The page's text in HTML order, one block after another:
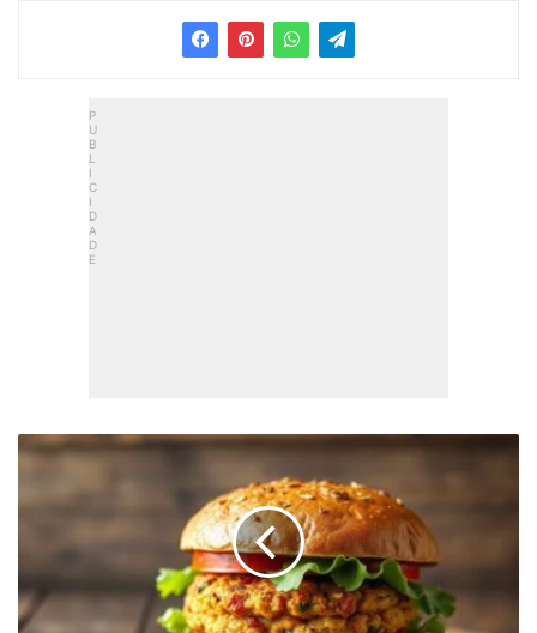
Hambúrguer
De
de-
Vegano
Com
Crosta
Perfeita